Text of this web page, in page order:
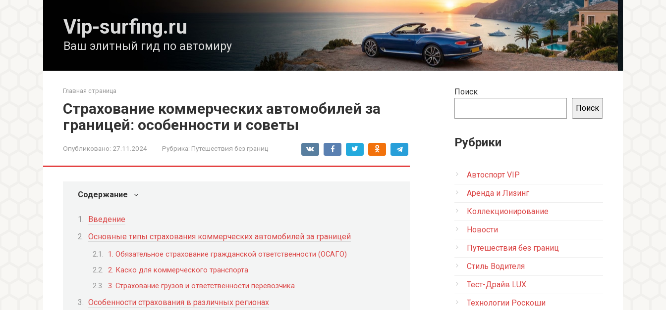
Vip-surfing.ru
Ваш элитный гид по автомиру
Главная страница
Страхование коммерческих автомобилей за
границей: особенности и советы
Опубликовано: 27.11.2024 Рубрика: Путешествия без границ
Содержание
Введение
Основные типы страхования коммерческих автомобилей за границей
1. Обязательное страхование гражданской ответственности (ОСАГО)
2. Каско для коммерческого транспорта
3. Страхование грузов и ответственности перевозчика
Особенности страхования в различных регионах
Поиск
Поиск
Рубрики
Автоспорт VIP
Аренда и Лизинг
Коллекционирование
Новости
Путешествия без границ
Стиль Водителя
Тест-Драйв LUX
Технологии Роскоши